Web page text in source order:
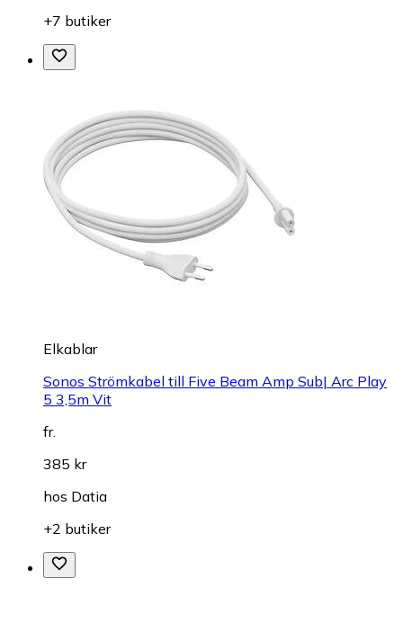
+7 butiker
Elkablar
Sonos Strömkabel till Five Beam Amp Sub| Arc Play
5 3,5m Vit
fr.
385 kr
hos Datia
+2 butiker